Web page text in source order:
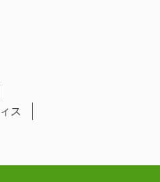
ス